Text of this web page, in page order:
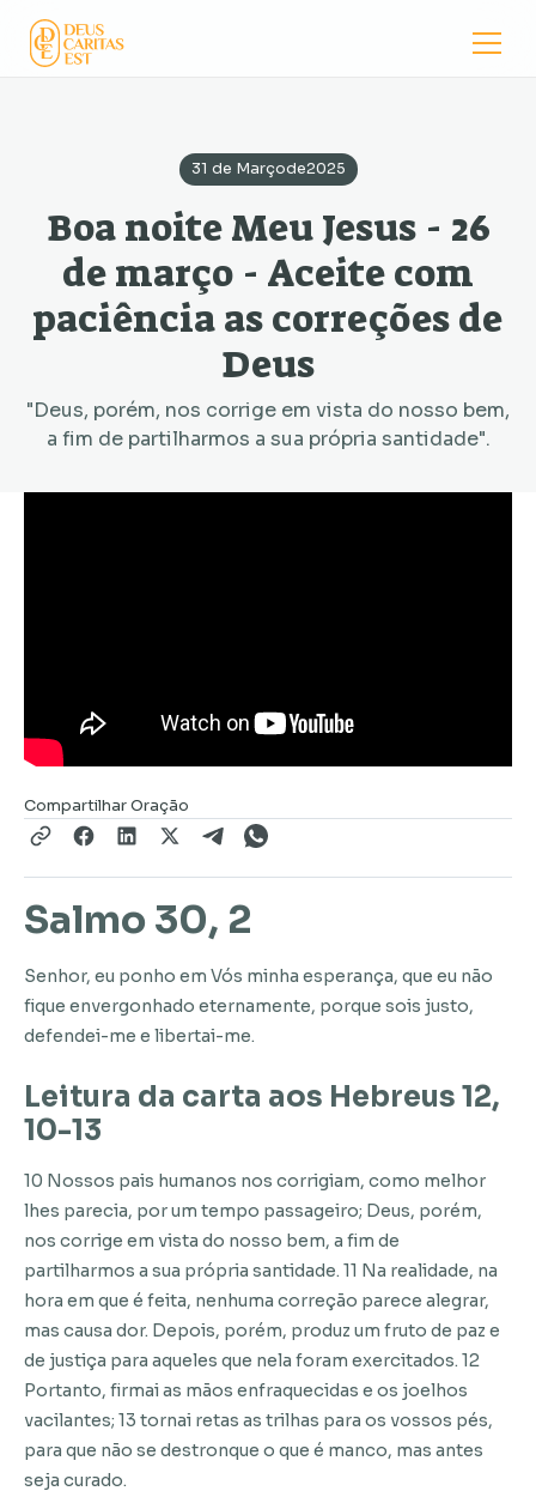
31 de Marçode2025
Boa noite Meu Jesus - 26
de março - Aceite com
paciência as correções de
Deus
"Deus, porém, nos corrige em vista do nosso bem,
a fim de partilharmos a sua própria santidade".
Compartilhar Oração
Salmo 30, 2
Senhor, eu ponho em Vós minha esperança, que eu não
fique envergonhado eternamente, porque sois justo,
defendei-me e libertai-me.
Leitura da carta aos Hebreus 12,
10-13
10 Nossos pais humanos nos corrigiam, como melhor
lhes parecia, por um tempo passageiro; Deus, porém,
nos corrige em vista do nosso bem, a fim de
partilharmos a sua própria santidade. 11 Na realidade, na
hora em que é feita, nenhuma correção parece alegrar,
mas causa dor. Depois, porém, produz um fruto de paz e
de justiça para aqueles que nela foram exercitados. 12
Portanto, firmai as mãos enfraquecidas e os joelhos
vacilantes; 13 tornai retas as trilhas para os vossos pés,
para que não se destronque o que é manco, mas antes
seja curado.